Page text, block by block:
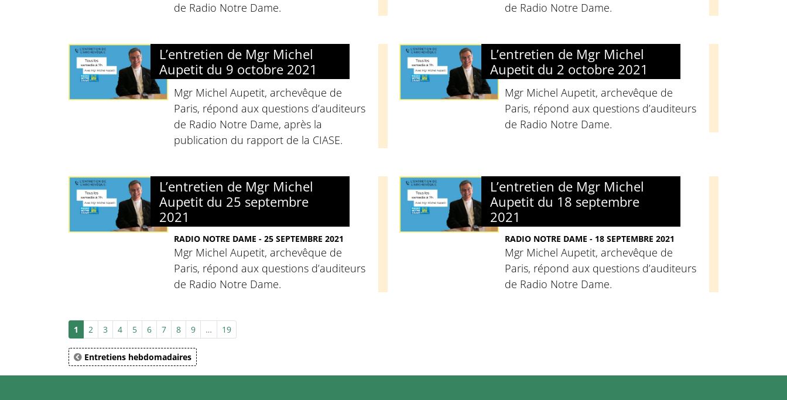
de Radio Notre Dame.
de Radio Notre Dame.
L’entretien de Mgr Michel
Aupetit du 9 octobre 2021
Mgr Michel Aupetit, archevêque de
Paris, répond aux questions d’auditeurs
de Radio Notre Dame, après la
publication du rapport de la CIASE.
L’entretien de Mgr Michel
Aupetit du 2 octobre 2021
Mgr Michel Aupetit, archevêque de
Paris, répond aux questions d’auditeurs
de Radio Notre Dame.
L’entretien de Mgr Michel
Aupetit du 25 septembre
2021
RADIO NOTRE DAME - 25 SEPTEMBRE 2021
Mgr Michel Aupetit, archevêque de
Paris, répond aux questions d’auditeurs
de Radio Notre Dame.
L’entretien de Mgr Michel
Aupetit du 18 septembre
2021
RADIO NOTRE DAME - 18 SEPTEMBRE 2021
Mgr Michel Aupetit, archevêque de
Paris, répond aux questions d’auditeurs
de Radio Notre Dame.
1 2 3 4 5 6 7 8 9 … 19
Entretiens hebdomadaires